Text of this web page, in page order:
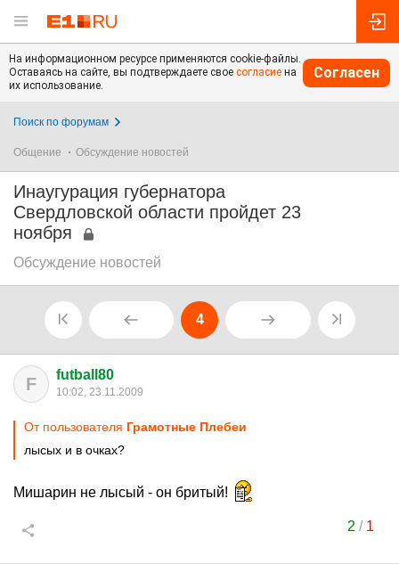
На информационном ресурсе применяются cookie-файлы.
Оставаясь на сайте, вы подтверждаете свое согласие на
их использование.
Согласен
Поиск по форумам
Общение Обсуждение новостей
Инаугурация губернатора
Свердловской области пройдет 23
ноября
Обсуждение новостей
4
F futball80
10:02, 23.11.2009
От пользователя Грамотные Плебеи
лысых и в очках?
Мишарин не лысый - он бритый!
2 / 1